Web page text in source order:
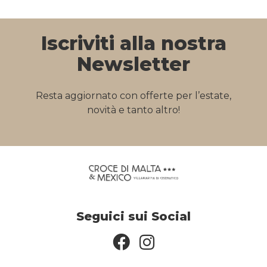
Iscriviti alla nostra
Newsletter
Resta aggiornato con offerte per l’estate,
novità e tanto altro!
Seguici sui Social